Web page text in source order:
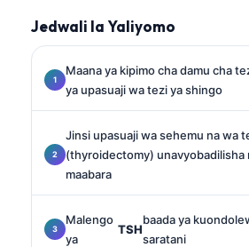
Jedwali la Yaliyomo
Maana ya kipimo cha damu cha
ya upasuaji wa tezi ya shingo
Jinsi upasuaji wa sehemu na wa
(thyroidectomy) unavyobadilisha
maabara
Malengo
ya
TSH
baada ya
saratani